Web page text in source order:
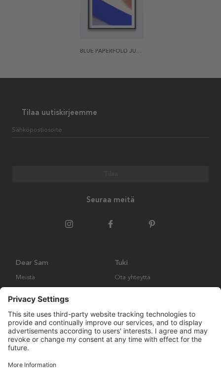
BLUE PAPERFOLD JULISTE
Tilaa uutiskirjeemme
Sähköpostiosoite
Seuraa meitä
Dear Sam
Meistä
Tuki
Ota yhteyttä
Palautukset ja vaatimukset